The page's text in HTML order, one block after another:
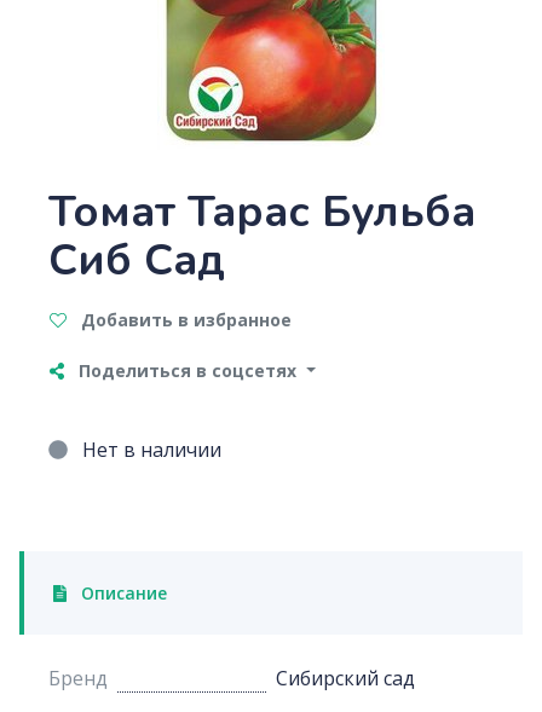
Томат Тарас Бульба
Сиб Сад
Добавить в избранное
Поделиться в соцсетях
Нет в наличии
Описание
Бренд
Сибирский сад